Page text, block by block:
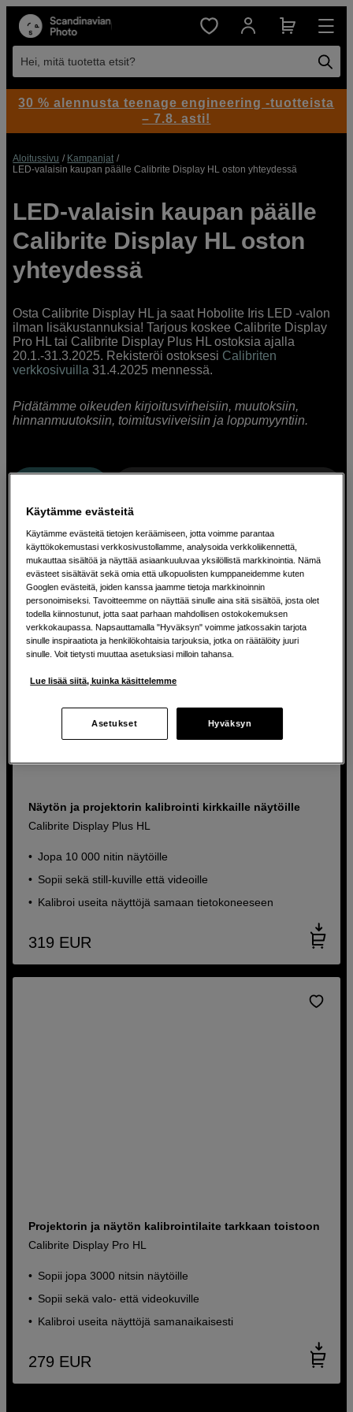
Hei, mitä tuotetta etsit?
Aloitussivu
Kampanjat
LED-valaisin kaupan päälle Calibrite Display HL oston yhteydessä
LED-valaisin kaupan päälle
Calibrite Display HL oston
yhteydessä
Osta Calibrite Display HL ja saat Hobolite Iris LED -valon
ilman lisäkustannuksia! Tarjous koskee Calibrite Display
Pro HL tai Calibrite Display Plus HL ostoksia ajalla
20.1.-31.3.2025. Rekisteröi ostoksesi Calibriten
verkkosivuilla 31.4.2025 mennessä.
Pidätämme oikeuden kirjoitusvirheisiin, muutoksiin,
hinnanmuutoksiin, toimitusviiveisiin ja loppumyyntiin.
Näytön ja projektorin kalibrointi kirkkaille näytöille
Calibrite Display Plus HL
Jopa 10 000 nitin näytöille
Sopii sekä still-kuville että videoille
Kalibroi useita näyttöjä samaan tietokoneeseen
319 EUR
Projektorin ja näytön kalibrointilaite tarkkaan toistoon
Calibrite Display Pro HL
Sopii jopa 3000 nitsin näytöille
Sopii sekä valo- että videokuville
Kalibroi useita näyttöjä samanaikaisesti
279 EUR
30 % alennusta teenage engineering -tuotteista
– 7.8. asti!
Käytämme evästeitä
Käytämme evästeitä tietojen keräämiseen, jotta voimme parantaa
käyttökokemustasi verkkosivustollamme, analysoida verkkoliikennettä,
mukauttaa sisältöä ja näyttää asiaankuuluvaa yksilöllistä markkinointia. Nämä
evästeet sisältävät sekä omia että ulkopuolisten kumppaneidemme kuten
Googlen evästeitä, joiden kanssa jaamme tietoja markkinoinnin
personoimiseksi. Tavoitteemme on näyttää sinulle aina sitä sisältöä, josta olet
todella kiinnostunut, jotta saat parhaan mahdollisen ostokokemuksen
verkkokaupassa. Napsauttamalla "Hyväksyn" voimme jatkossakin tarjota
sinulle inspiraatiota ja henkilökohtaisia tarjouksia, jotka on räätälöity juuri
sinulle. Voit tietysti muuttaa asetuksiasi milloin tahansa.
Lue lisää siitä, kuinka käsittelemme
Asetukset Hyväksyn